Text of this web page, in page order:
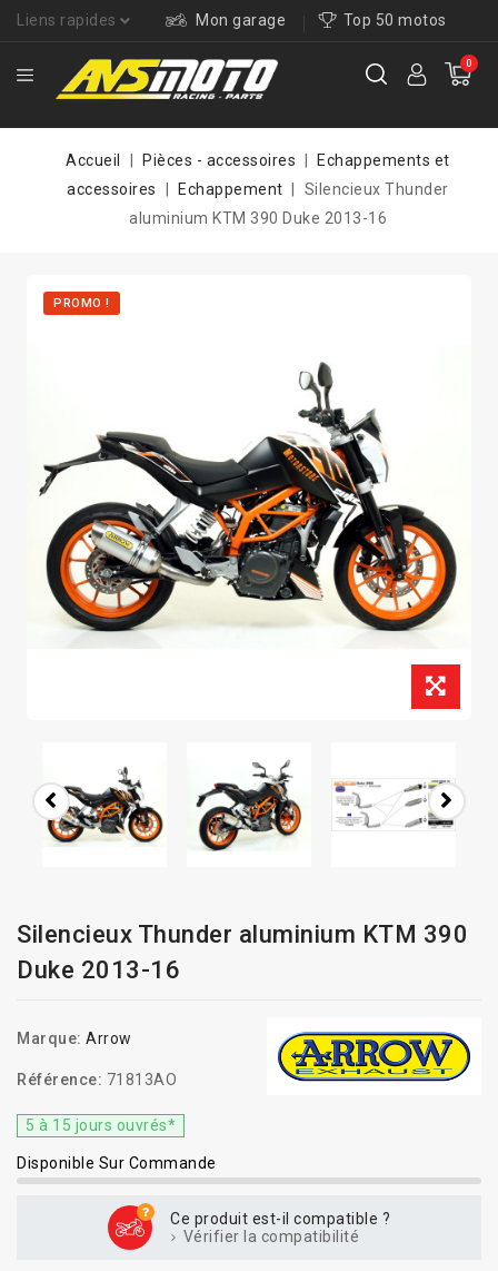
Liens rapides Mon garage Top 50 motos
0
Accueil Pièces - accessoires
Echappements et
accessoires
Echappement
Silencieux Thunder
aluminium KTM 390 Duke 2013-16
PROMO !
Silencieux Thunder aluminium KTM 390
Duke 2013-16
Marque: Arrow
Référence: 71813AO
5 à 15 jours ouvrés*
Disponible Sur Commande
Ce produit est-il compatible ?
Vérifier la compatibilité